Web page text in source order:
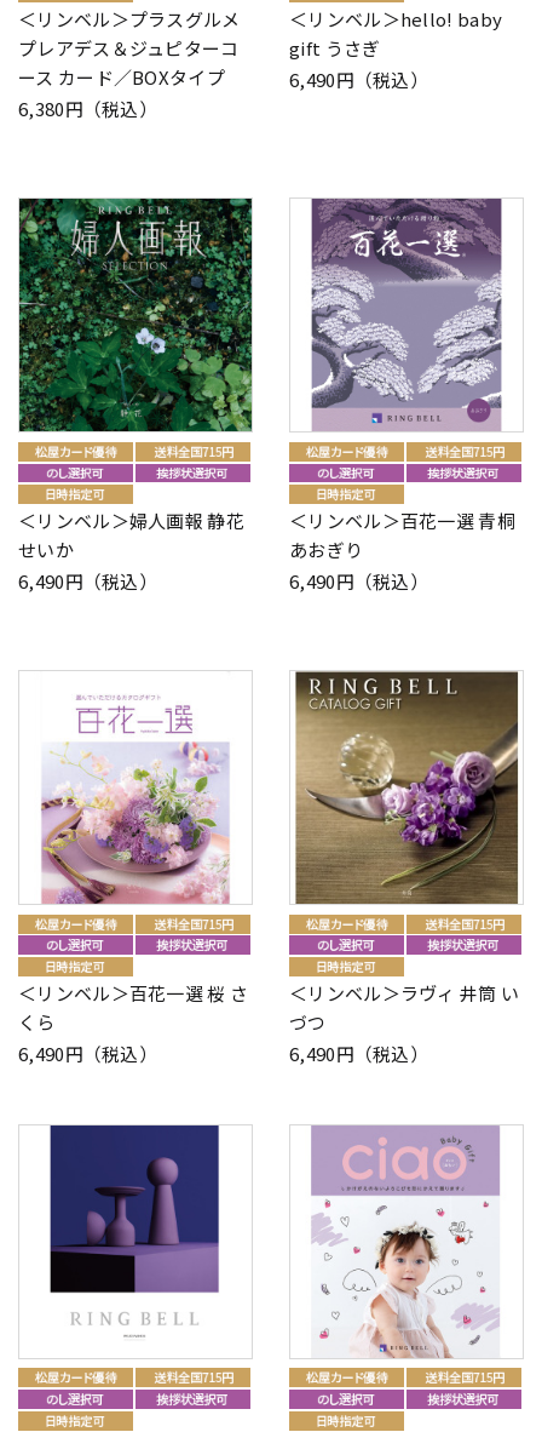
＜リンベル＞プラスグルメ
プレアデス＆ジュピターコ
ース カード／BOXタイプ
6,380円（税込）
＜リンベル＞hello! baby
gift うさぎ
6,490円（税込）
＜リンベル＞婦人画報 静花
せいか
6,490円（税込）
＜リンベル＞百花一選 青桐
あおぎり
6,490円（税込）
＜リンベル＞百花一選 桜 さ
くら
6,490円（税込）
＜リンベル＞ラヴィ 井筒 い
づつ
6,490円（税込）